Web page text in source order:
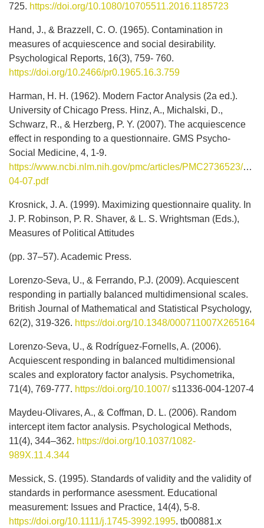
725. https://doi.org/10.1080/10705511.2016.1185723
Hand, J., & Brazzell, C. O. (1965). Contamination in
measures of acquiescence and social desirability.
Psychological Reports, 16(3), 759- 760.
https://doi.org/10.2466/pr0.1965.16.3.759
Harman, H. H. (1962). Modern Factor Analysis (2a ed.).
University of Chicago Press. Hinz, A., Michalski, D.,
Schwarz, R., & Herzberg, P. Y. (2007). The acquiescence
effect in responding to a questionnaire. GMS Psycho-
Social Medicine, 4, 1-9.
https://www.ncbi.nlm.nih.gov/pmc/articles/PMC2736523/pdf/
04-07.pdf
Krosnick, J. A. (1999). Maximizing questionnaire quality. In
J. P. Robinson, P. R. Shaver, & L. S. Wrightsman (Eds.),
Measures of Political Attitudes
(pp. 37–57). Academic Press.
Lorenzo-Seva, U., & Ferrando, P.J. (2009). Acquiescent
responding in partially balanced multidimensional scales.
British Journal of Mathematical and Statistical Psychology,
62(2), 319-326. https://doi.org/10.1348/000711007X265164
Lorenzo-Seva, U., & Rodríguez-Fornells, A. (2006).
Acquiescent responding in balanced multidimensional
scales and exploratory factor analysis. Psychometrika,
71(4), 769-777. https://doi.org/10.1007/s11336-004-1207-4
Maydeu-Olivares, A., & Coffman, D. L. (2006). Random
intercept item factor analysis. Psychological Methods,
11(4), 344–362. https://doi.org/10.1037/1082-
989X.11.4.344
Messick, S. (1995). Standards of validity and the validity of
standards in performance asessment. Educational
measurement: Issues and Practice, 14(4), 5-8.
https://doi.org/10.1111/j.1745-3992.1995. tb00881.x